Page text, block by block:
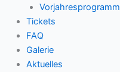
Vorjahresprogramm
Tickets
FAQ
Galerie
Aktuelles